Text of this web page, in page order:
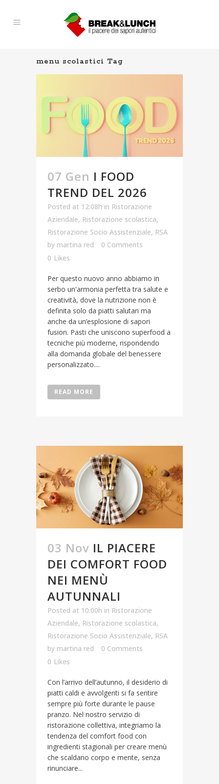
menu scolastici Tag
07 Gen I FOOD
TREND DEL 2026
Posted at 12:08h in Ristorazione
Aziendale, Ristorazione scolastica,
Ristorazione Socio Assistenziale, RSA
by martina red
0 Comments
0 Likes
Per questo nuovo anno abbiamo in
serbo un'armonia perfetta tra salute e
creatività, dove la nutrizione non è
definita solo da piatti salutari ma
anche da un’esplosione di sapori
fusion. Pasti che uniscono superfood a
tecniche più moderne, rispondendo
alla domanda globale del benessere
personalizzato....
READ MORE
03 Nov IL PIACERE
DEI COMFORT FOOD
NEI MENÙ
AUTUNNALI
Posted at 10:00h in Ristorazione
Aziendale, Ristorazione scolastica,
Ristorazione Socio Assistenziale, RSA
by martina red
0 Comments
0 Likes
Con l’arrivo dell’autunno, il desiderio di
piatti caldi e avvolgenti si fa sentire
sempre più forte durante le pause
pranzo. Nel nostro servizio di
ristorazione collettiva, integriamo la
tendenza del comfort food con
ingredienti stagionali per creare menù
che scaldano corpo e mente, senza
rinunciare...